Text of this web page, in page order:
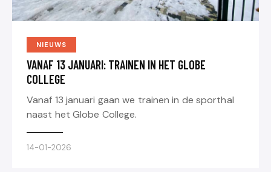
NIEUWS
VANAF 13 JANUARI: TRAINEN IN HET GLOBE
COLLEGE
Vanaf 13 januari gaan we trainen in de sporthal
naast het Globe College.
14-01-2026